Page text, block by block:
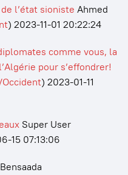
l’état sioniste Ahmed
) 2023-11-01 20:22:24
comme vous, la
pour s’effondrer!
) 2023-01-11
Super User
15 07:13:06